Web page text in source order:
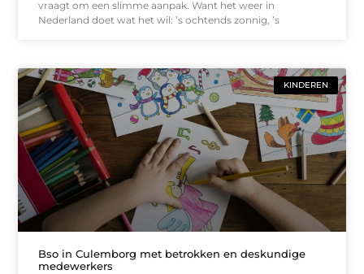
vraagt om een slimme aanpak. Want het weer in
Nederland doet wat het wil: ’s ochtends zonnig, ’s
KINDEREN
Bso in Culemborg met betrokken en deskundige
medewerkers